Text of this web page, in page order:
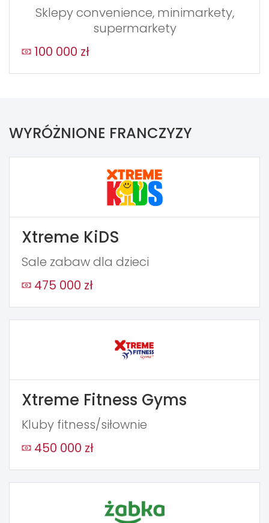
Sklepy convenience, minimarkety,
supermarkety
100 000 zł
WYRÓŻNIONE FRANCZYZY
Xtreme KiDS
Sale zabaw dla dzieci
475 000 zł
Xtreme Fitness Gyms
Kluby fitness/siłownie
450 000 zł